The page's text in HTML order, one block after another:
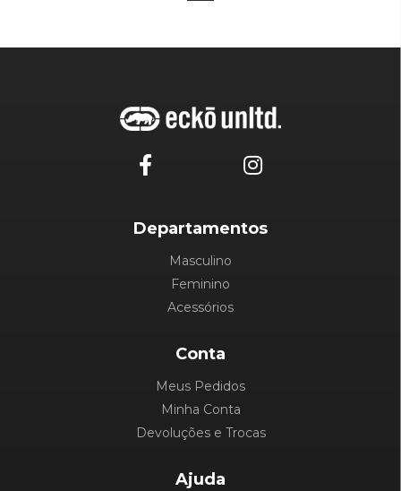
Departamentos
Masculino
Feminino
Acessórios
Conta
Meus Pedidos
Minha Conta
Devoluções e Trocas
Ajuda